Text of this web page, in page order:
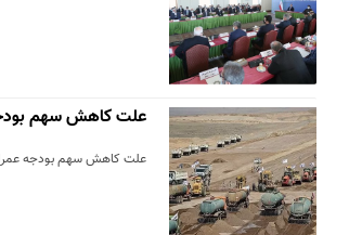
علت کاهش سهم بودجه
علت کاهش سهم بودجه